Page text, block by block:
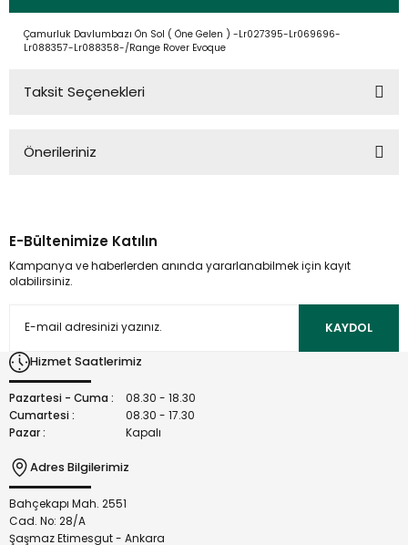
Çamurluk Davlumbazı Ön Sol ( Öne Gelen ) -Lr027395-Lr069696-
Lr088357-Lr088358-/Range Rover Evoque
Taksit Seçenekleri
Önerileriniz
kullanarak tarafımıza iletebilirsiniz.
Görüş ve önerileriniz için teşekkür ederiz.
Ürün açıklamasında eksik bilgiler bulunuyor.
Bu ürüne benzer farklı alternatifler olmalı.
E-Bültenimize Katılın
Kampanya ve haberlerden anında yararlanabilmek için kayıt
olabilirsiniz.
KAYDOL
Hizmet Saatlerimiz
Pazartesi - Cuma :
08.30 - 18.30
Cumartesi :
08.30 - 17.30
Pazar :
Kapalı
Adres Bilgilerimiz
Bahçekapı Mah. 2551
Cad. No: 28/A
Şaşmaz Etimesgut - Ankara